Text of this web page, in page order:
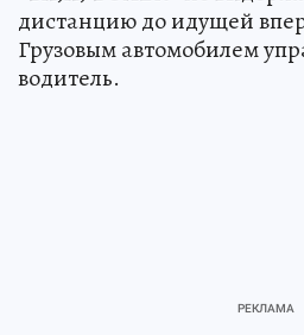
дистанцию до идущей
Грузовым автомобилем
водитель.